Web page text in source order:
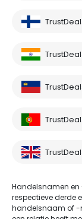
Handelsnamen
respectieve derde
handelsnaam of -